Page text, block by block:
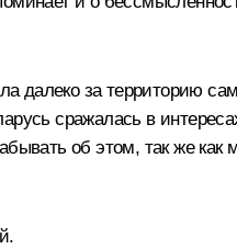
далеко за территорию
сражалась в
об этом, так же